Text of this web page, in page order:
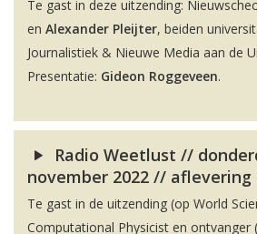
Te gast in deze uitzending:
en Alexander Pleijter, beiden
Journalistiek & Nieuwe Media aan de
Presentatie: Gideon Roggeveen.
Radio Weetlust //
november 2022 // aflevering
Te gast in de uitzending (op World
Computational Physicist en ontvanger